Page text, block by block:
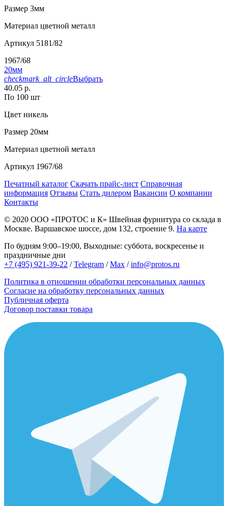
Размер 3мм
Материал цветной металл
Артикул 5181/82
1967/68
20мм
checkmark_alt_circleВыбрать
40.05 р.
По 100 шт
Цвет никель
Размер 20мм
Материал цветной металл
Артикул 1967/68
Печатный каталог Скачать прайс-лист Справочная
информация Отзывы Стать дилером Вакансии О компании
Контакты
© 2020 ООО «ПРОТОС и К» Швейная фурнитура со склада в
Москве. Варшавское шоссе, дом 132, строение 9. На карте
По будням 9:00–19:00, Выходные: суббота, воскресенье и
праздничные дни
+7 (495) 921-39-22 /Telegram /Max /info@protos.ru
Политика в отношении обработки персональных данных
Согласие на обработку персональных данных
Публичная оферта
Договор поставки товара